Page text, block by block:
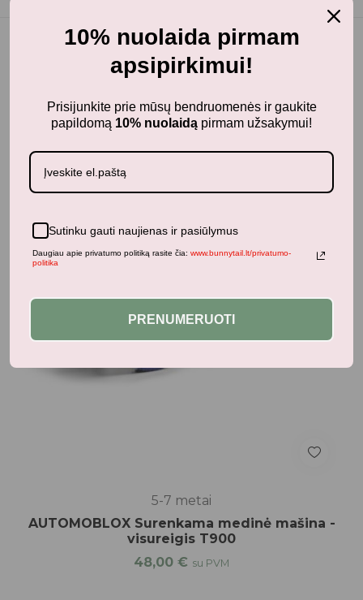
Panašūs produktai
5-7 metai
AUTOMOBLOX Surenkama medinė mašina -
visureigis T900
48,00 € su PVM
10% nuolaida pirmam
apsipirkimui!
Prisijunkite prie mūsų bendruomenės ir gaukite
papildomą 10% nuolaidą pirmam užsakymui!
Sutinku gauti naujienas ir pasiūlymus
Daugiau apie privatumo politiką rasite čia: www.bunnytail.lt/privatumo-
politika
PRENUMERUOTI